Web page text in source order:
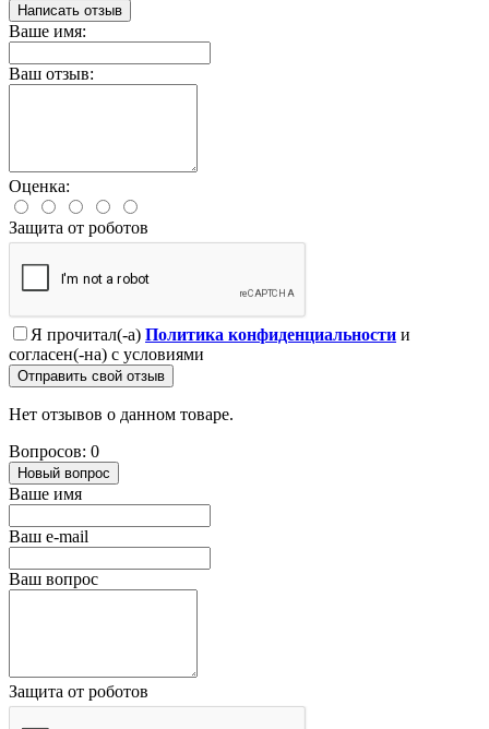
Написать отзыв
Ваше имя:
Ваш отзыв:
Оценка:
Защита от роботов
Я прочитал(-а) Политика конфиденциальности и
согласен(-на) с условиями
Отправить свой отзыв
Нет отзывов о данном товаре.
Вопросов: 0
Новый вопрос
Ваше имя
Ваш e-mail
Ваш вопрос
Защита от роботов